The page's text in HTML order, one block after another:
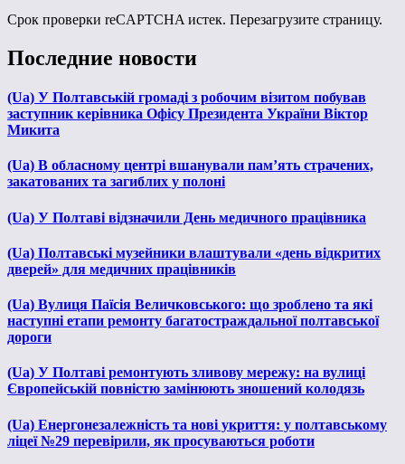
Срок проверки reCAPTCHA истек. Перезагрузите страницу.
Последние новости
(Ua) У Полтавській громаді з робочим візитом побував
заступник керівника Офісу Президента України Віктор
Микита
(Ua) В обласному центрі вшанували пам’ять страчених,
закатованих та загиблих у полоні
(Ua) У Полтаві відзначили День медичного працівника
(Ua) Полтавські музейники влаштували «день відкритих
дверей» для медичних працівників
(Ua) Вулиця Паїсія Величковського: що зроблено та які
наступні етапи ремонту багатостраждальної полтавської
дороги
(Ua) У Полтаві ремонтують зливову мережу: на вулиці
Європейській повністю замінюють зношений колодязь
(Ua) Енергонезалежність та нові укриття: у полтавському
ліцеї №29 перевірили, як просуваються роботи